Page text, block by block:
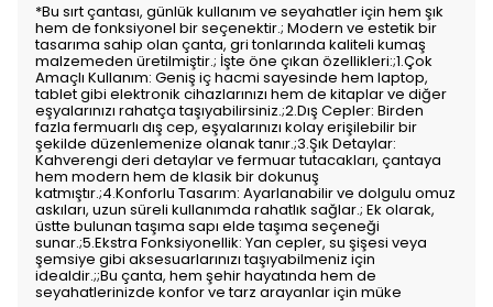
*Bu sırt çantası, günlük kullanım ve seyahatler için hem şık
hem de fonksiyonel bir seçenektir.; Modern ve estetik bir
tasarıma sahip olan çanta, gri tonlarında kaliteli kumaş
malzemeden üretilmiştir.; İşte öne çıkan özellikleri:;1.Çok
Amaçlı Kullanım: Geniş iç hacmi sayesinde hem laptop,
tablet gibi elektronik cihazlarınızı hem de kitaplar ve diğer
eşyalarınızı rahatça taşıyabilirsiniz.;2.Dış Cepler: Birden
fazla fermuarlı dış cep, eşyalarınızı kolay erişilebilir bir
şekilde düzenlemenize olanak tanır.;3.Şık Detaylar:
Kahverengi deri detaylar ve fermuar tutacakları, çantaya
hem modern hem de klasik bir dokunuş
katmıştır.;4.Konforlu Tasarım: Ayarlanabilir ve dolgulu omuz
askıları, uzun süreli kullanımda rahatlık sağlar.; Ek olarak,
üstte bulunan taşıma sapı elde taşıma seçeneği
sunar.;5.Ekstra Fonksiyonellik: Yan cepler, su şişesi veya
şemsiye gibi aksesuarlarınızı taşıyabilmeniz için
idealdir.;;Bu çanta, hem şehir hayatında hem de
seyahatlerinizde konfor ve tarz arayanlar için müke